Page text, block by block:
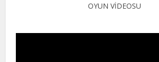
OYUN VİDEOSU